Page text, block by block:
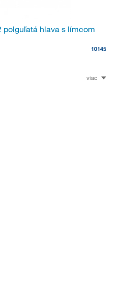
polguľatá hlava s límcom
10145
viac